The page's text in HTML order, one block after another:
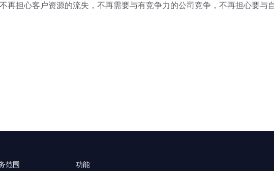
担心客户资源的流失，不再需要与有竞争力的公司竞争，不再担心要与
范围 功能